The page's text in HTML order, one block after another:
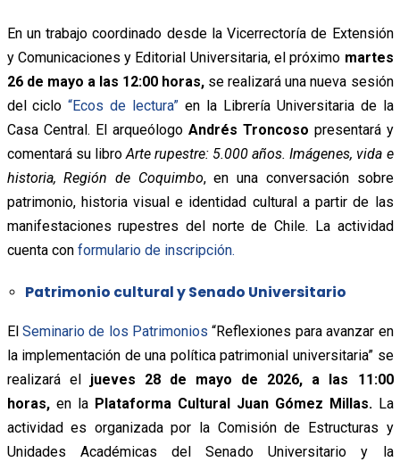
En un trabajo coordinado desde la Vicerrectoría de Extensión
y Comunicaciones y Editorial Universitaria, el próximo martes
26 de mayo a las 12:00 horas, se realizará una nueva sesión
del ciclo“Ecos de lectura” en la Librería Universitaria de la
Casa Central. El arqueólogo Andrés Troncoso presentará y
comentará su libroArte rupestre: 5.000 años. Imágenes, vida e
historia, Región de Coquimbo, en una conversación sobre
patrimonio, historia visual e identidad cultural a partir de las
manifestaciones rupestres del norte de Chile. La actividad
cuenta con formulario de inscripción.
Patrimonio cultural y Senado Universitario
El Seminario de los Patrimonios “Reflexiones para avanzar en
la implementación de una política patrimonial universitaria” se
realizará el jueves 28 de mayo de 2026, a las 11:00
horas,en la Plataforma Cultural Juan Gómez Millas.La
actividad es organizada por la Comisión de Estructuras y
Unidades Académicas del Senado Universitario y la